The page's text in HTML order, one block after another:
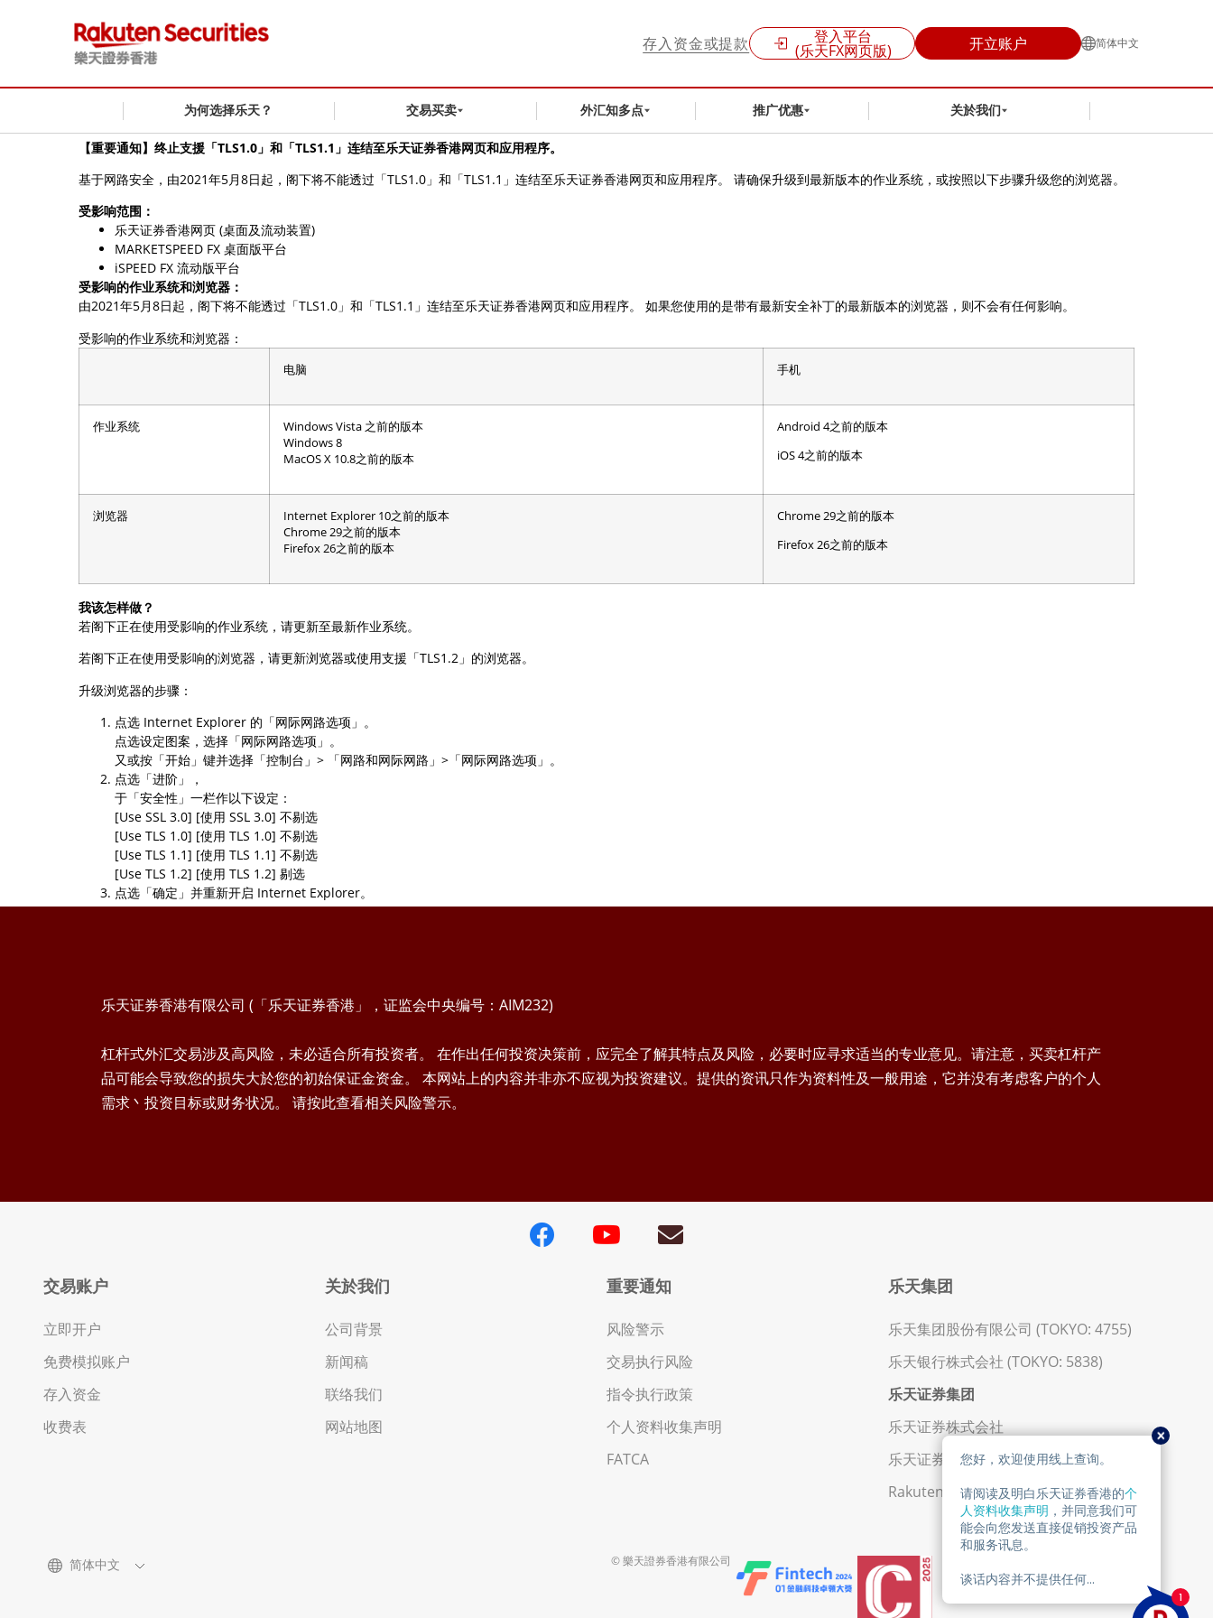
存入资金或提款 登入平台
(乐天FX网页版) 开立账户 简体中文
为何选择乐天？ 交易买卖 外汇知多点 推广优惠 关於我们
【重要通知】终止支援「TLS1.0」和「TLS1.1」连结至乐天证券香港网页和应用程序。
基于网路安全，由2021年5月8日起，阁下将不能透过「TLS1.0」和「TLS1.1」连结至乐天证券香港网页和应用程序。 请确保升级到最新版本的作业系统，或按照以下步骤升级您的浏览器。
受影响范围：
乐天证券香港网页 (桌面及流动装置)
MARKETSPEED FX 桌面版平台
iSPEED FX 流动版平台
受影响的作业系统和浏览器：
由2021年5月8日起，阁下将不能透过「TLS1.0」和「TLS1.1」连结至乐天证券香港网页和应用程序。 如果您使用的是带有最新安全补丁的最新版本的浏览器，则不会有任何影响。
受影响的作业系统和浏览器：
电脑 手机
作业系统
Windows Vista 之前的版本
Windows 8
MacOS X 10.8之前的版本
Android 4之前的版本
iOS 4之前的版本
浏览器
Internet Explorer 10之前的版本
Chrome 29之前的版本
Firefox 26之前的版本
Chrome 29之前的版本
Firefox 26之前的版本
我该怎样做？
若阁下正在使用受影响的作业系统，请更新至最新作业系统。
若阁下正在使用受影响的浏览器，请更新浏览器或使用支援「TLS1.2」的浏览器。
升级浏览器的步骤：
点选 Internet Explorer 的「网际网路选项」。
点选设定图案，选择「网际网路选项」。
又或按「开始」键并选择「控制台」> 「网路和网际网路」>「网际网路选项」。
点选「进阶」，
于「安全性」一栏作以下设定：
[Use SSL 3.0] [使用 SSL 3.0] 不剔选
[Use TLS 1.0] [使用 TLS 1.0] 不剔选
[Use TLS 1.1] [使用 TLS 1.1] 不剔选
[Use TLS 1.2] [使用 TLS 1.2] 剔选
点选「确定」并重新开启 Internet Explorer。
乐天证券香港有限公司 (「乐天证券香港」，证监会中央编号：AIM232)
杠杆式外汇交易涉及高风险，未必适合所有投资者。 在作出任何投资决策前，应完全了解其特点及风险，必要时应寻求适当的专业意见。请注意，买卖杠杆产
品可能会导致您的损失大於您的初始保证金资金。 本网站上的内容并非亦不应视为投资建议。提供的资讯只作为资料性及一般用途，它并没有考虑客户的个人
需求丶投资目标或财务状况。 请按此查看相关风险警示。
交易账户
立即开户
免费模拟账户
存入资金
收费表
关於我们
公司背景
新闻稿
联络我们
网站地图
重要通知
风险警示
交易执行风险
指令执行政策
个人资料收集声明
FATCA
乐天集团
乐天集团股份有限公司 (TOKYO: 4755)
乐天银行株式会社 (TOKYO: 5838)
乐天证券集团
乐天证券株式会社
乐天证券金业香港有限公司
Rakuten Trade Sdn. Bhd
简体中文 © 樂天證券香港有限公司